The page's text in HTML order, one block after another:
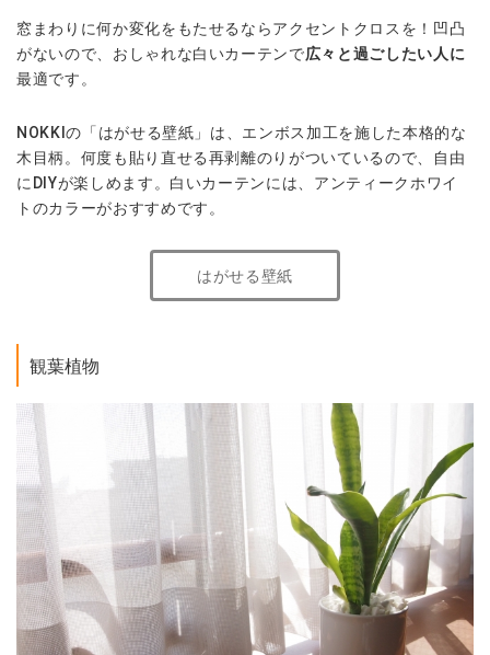
窓まわりに何か変化をもたせるならアクセントクロスを！凹凸
がないので、おしゃれな白いカーテンで広々と過ごしたい人に
最適です。
NOKKIの「はがせる壁紙」は、エンボス加工を施した本格的な
木目柄。何度も貼り直せる再剥離のりがついているので、自由
にDIYが楽しめます。白いカーテンには、アンティークホワイ
トのカラーがおすすめです。
はがせる壁紙
観葉植物